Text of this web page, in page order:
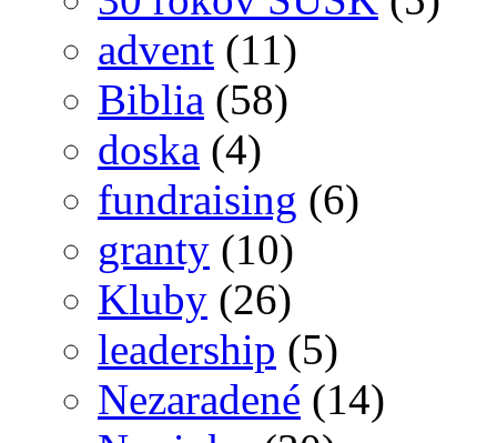
advent (11)
Biblia (58)
doska (4)
fundraising (6)
granty (10)
Kluby (26)
leadership (5)
Nezaradené (14)